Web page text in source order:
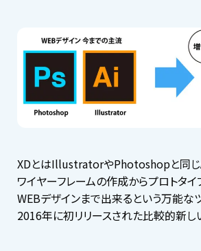
XDとはIllustratorやPhotoshopと同じ
ワイヤーフレームの作成からプロトタイ
WEBデザインまで出来るという万能な
2016年に初リリースされた比較的新し